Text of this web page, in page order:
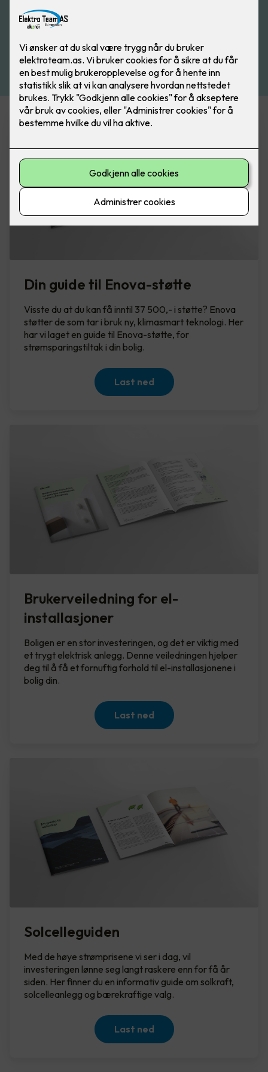
Din guide til Enova-støtte
Visste du at du kan få inntil 37 500,- i støtte? Enova
støtter de som tar i bruk ny, klimasmart teknologi. Her
har vi laget en guide til Enova-støtte, for
strømsparingstiltak i din bolig.
Last ned
Brukerveiledning for el-
installasjoner
Boligen er en stor investeringen, og det er viktig med
et trygt elektrisk anlegg. Denne veiledningen hjelper
deg til å få et fornuftig forhold til el-installasjonene i
bolig din.
Last ned
Solcelleguiden
Med de høye strømprisene vi ser i dag, vil
investeringen lønne seg langt raskere enn for få år
siden. Her finner du en informativ guide om solkraft,
solcelleanlegg og bærekraftige valg.
Last ned